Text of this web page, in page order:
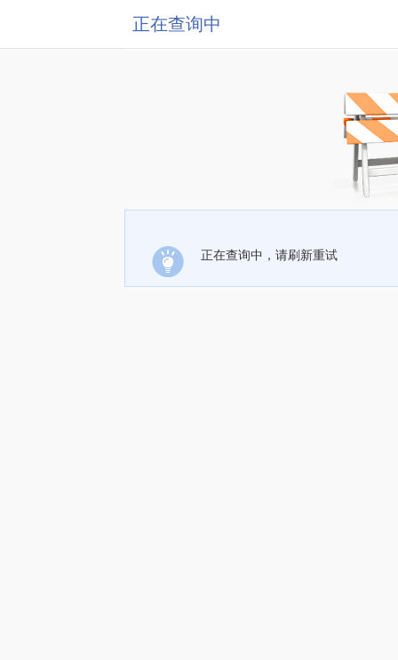
正在查询中
正在查询中，请刷新重试